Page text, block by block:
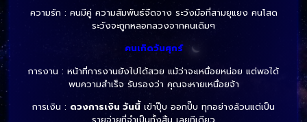
ความรัก : คนมีคู่ ความสัมพันธ์จืดจาง ระวังมือที่สามยุแยง คนโสด
ระวังจะถูกหลอกลวงจากคนเดิมๆ
คนเกิดวันศุกร์
การงาน : หน้าที่การงานยังไปได้สวย แม้ว่าจะเหนื่อยหน่อย แต่พอได้
พบความสำเร็จ รับรองว่า คุณจะหายเหนื่อยจ้า
การเงิน : ดวงการเงิน วันนี้เข้าปุ๊บ ออกปั๊บ ทุกอย่างล้วนแต่เป็น